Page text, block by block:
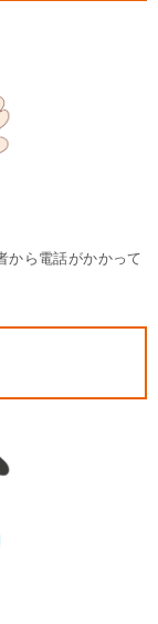
から電話がかかって